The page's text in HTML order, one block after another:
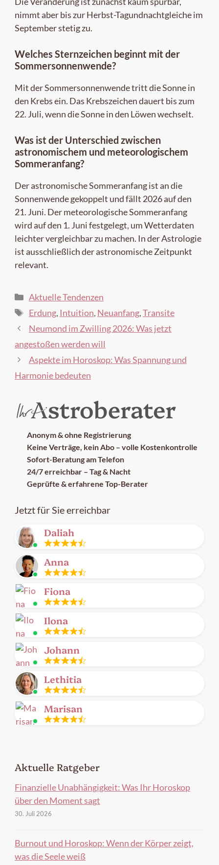
nimmt aber bis zur Herbst-Tagundnachtgleiche im
September stetig zu.
Welches Sternzeichen beginnt mit der
Sommersonnenwende?
Mit der Sommersonnenwende tritt die Sonne in
den Krebs ein. Das Krebszeichen dauert bis zum
22. Juli, wenn die Sonne in den Löwen wechselt.
Was ist der Unterschied zwischen
astronomischem und meteorologischem
Sommeranfang?
Der astronomische Sommeranfang ist an die
Sonnenwende gekoppelt und fällt 2026 auf den
21. Juni. Der meteorologische Sommeranfang
wird auf den 1. Juni festgelegt, um Wetterdaten
leichter vergleichbar zu machen. In der Astrologie
ist ausschließlich der astronomische Zeitpunkt
relevant.
Kategorien
Aktuelle Tendenzen
Schlagwörter
Erdung, Intuition, Neuanfang,Transite
Neumond im Zwilling 2026: Was jetzt
angestoßen werden will
Aspekte im Horoskop: Was Spannung und
Harmonie bedeuten
Anonym & ohne Registrierung
Keine Verträge, kein Abo – volle Kostenkontrolle
Sofort-Beratung am Telefon
24/7 erreichbar – Tag & Nacht
Geprüfte & erfahrene Top-Berater
Jetzt für Sie erreichbar
Leitung
frei
Daliah
Leitung
frei
Anna
Leitung
frei
Fiona
Leitung
frei
Ilona
Leitung
frei
Johann
Leitung
frei
Lethitia
Marisan
Aktuelle Ratgeber
Finanzielle Unabhängigkeit: Was Ihr Horoskop
über den Moment sagt
30. Juli 2026
Burnout und Horoskop: Wenn der Körper zeigt,
was die Seele weiß